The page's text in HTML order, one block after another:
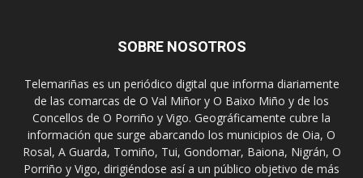
SOBRE NOSOTROS
Telemariñas es un periódico digital que informa diariamente
de las comarcas de O Val Miñor y O Baixo Miño y de los
Concellos de O Porriño y Vigo. Geográficamente cubre la
información que surge abarcando los municipios de Oia, O
Rosal, A Guarda, Tomiño, Tui, Gondomar, Baiona, Nigrán, O
Porriño y Vigo, dirigiéndose así a un público objetivo de más